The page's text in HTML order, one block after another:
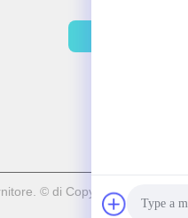
© di Copyright 2025-2026